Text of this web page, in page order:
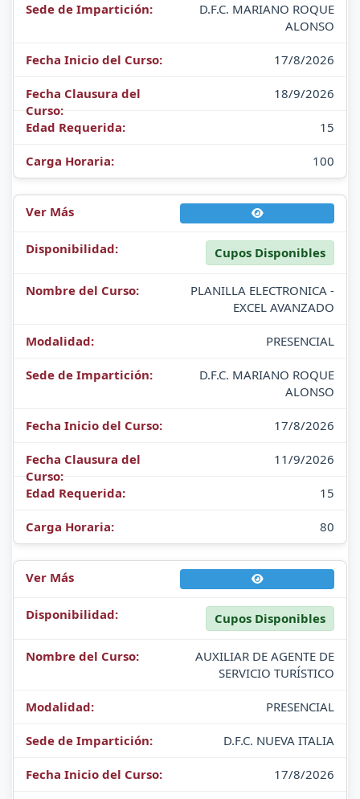
D.F.C. MARIANO ROQUE
ALONSO
17/8/2026
18/9/2026
15
100
Cupos Disponibles
PLANILLA ELECTRONICA -
EXCEL AVANZADO
PRESENCIAL
D.F.C. MARIANO ROQUE
ALONSO
17/8/2026
11/9/2026
15
80
Cupos Disponibles
AUXILIAR DE AGENTE DE
SERVICIO TURÍSTICO
PRESENCIAL
D.F.C. NUEVA ITALIA
17/8/2026